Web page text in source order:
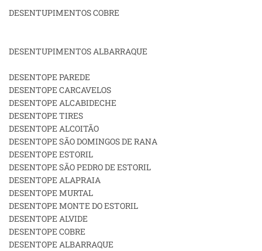
DESENTUPIMENTOS COBRE
DESENTUPIMENTOS ALBARRAQUE
DESENTOPE PAREDE
DESENTOPE CARCAVELOS
DESENTOPE ALCABIDECHE
DESENTOPE TIRES
DESENTOPE ALCOITÃO
DESENTOPE SÃO DOMINGOS DE RANA
DESENTOPE ESTORIL
DESENTOPE SÃO PEDRO DE ESTORIL
DESENTOPE ALAPRAIA
DESENTOPE MURTAL
DESENTOPE MONTE DO ESTORIL
DESENTOPE ALVIDE
DESENTOPE COBRE
DESENTOPE ALBARRAQUE